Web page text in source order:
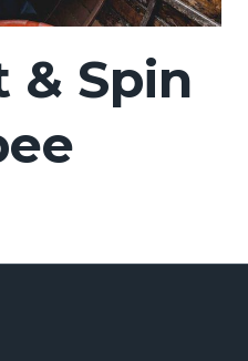
& Spin